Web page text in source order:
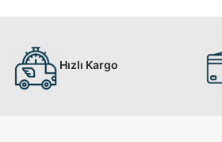
Hızlı Kargo